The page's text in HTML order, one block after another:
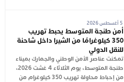
5 أغسطس 2026
أمن طنجة المتوسط يحبط تهريب
350 كيلوغرامًا من الشيرا داخل شاحنة
للنقل الدولي
تمكنت عناصر الأمن الوطني والجمارك بميناء
طنجة المتوسط، يوم الثلاثاء 4 غشت 2026،
من إحباط محاولة تهريب 350 كيلوغرام من